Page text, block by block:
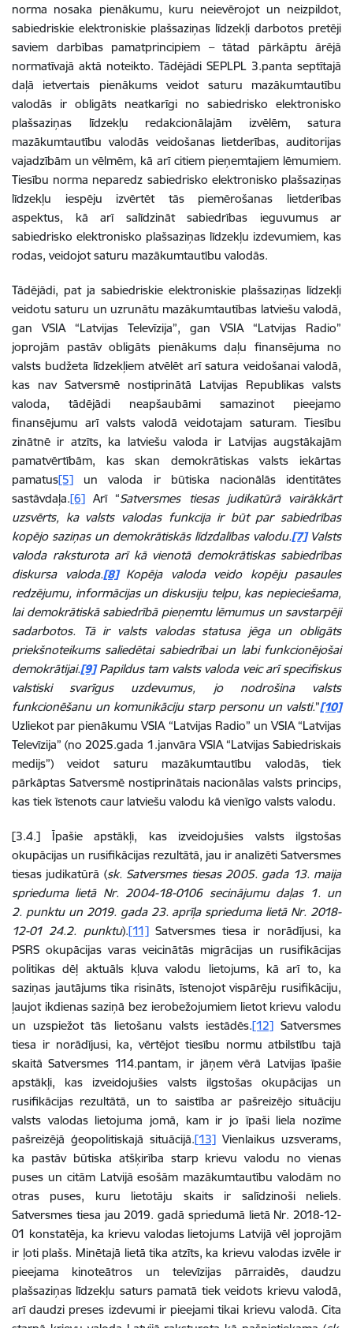
norma nosaka pienākumu, kuru neievērojot un neizpildot,
sabiedriskie elektroniskie plašsaziņas līdzekļi darbotos pretēji
saviem darbības pamatprincipiem – tātad pārkāptu ārējā
normatīvajā aktā noteikto. Tādējādi SEPLPL 3.panta septītajā
daļā ietvertais pienākums veidot saturu mazākumtautību
valodās ir obligāts neatkarīgi no sabiedrisko elektronisko
plašsaziņas līdzekļu redakcionālajām izvēlēm, satura
mazākumtautību valodās veidošanas lietderības, auditorijas
vajadzībām un vēlmēm, kā arī citiem pieņemtajiem lēmumiem.
Tiesību norma neparedz sabiedrisko elektronisko plašsaziņas
līdzekļu iespēju izvērtēt tās piemērošanas lietderības
aspektus, kā arī salīdzināt sabiedrības ieguvumus ar
sabiedrisko elektronisko plašsaziņas līdzekļu izdevumiem, kas
rodas, veidojot saturu mazākumtautību valodās.
Tādējādi, pat ja sabiedriskie elektroniskie plašsaziņas līdzekļi
veidotu saturu un uzrunātu mazākumtautības latviešu valodā,
gan VSIA “Latvijas Televīzija”, gan VSIA “Latvijas Radio”
joprojām pastāv obligāts pienākums daļu finansējuma no
valsts budžeta līdzekļiem atvēlēt arī satura veidošanai valodā,
kas nav Satversmē nostiprinātā Latvijas Republikas valsts
valoda, tādējādi neapšaubāmi samazinot pieejamo
finansējumu arī valsts valodā veidotajam saturam. Tiesību
zinātnē ir atzīts, ka latviešu valoda ir Latvijas augstākajām
pamatvērtībām, kas skan demokrātiskas valsts iekārtas
pamatus[5] un valoda ir būtiska nacionālās identitātes
sastāvdaļa.[6] Arī “Satversmes tiesas judikatūrā vairākkārt
uzsvērts, ka valsts valodas funkcija ir būt par sabiedrības
kopējo saziņas un demokrātiskās līdzdalības valodu.[7]Valsts
valoda raksturota arī kā vienotā demokrātiskas sabiedrības
diskursa valoda.[8]Kopēja valoda veido kopēju pasaules
redzējumu, informācijas un diskusiju telpu, kas nepieciešama,
lai demokrātiskā sabiedrībā pieņemtu lēmumus un savstarpēji
sadarbotos. Tā ir valsts valodas statusa jēga un obligāts
priekšnoteikums saliedētai sabiedrībai un labi funkcionējošai
demokrātijai.[9]Papildus tam valsts valoda veic arī specifiskus
valstiski svarīgus uzdevumus, jo nodrošina valsts
funkcionēšanu un komunikāciju starp personu un valsti.”[10]
Uzliekot par pienākumu VSIA “Latvijas Radio” un VSIA “Latvijas
Televīzija” (no 2025.gada 1.janvāra VSIA “Latvijas Sabiedriskais
medijs”) veidot saturu mazākumtautību valodās, tiek
pārkāptas Satversmē nostiprinātais nacionālas valsts princips,
kas tiek īstenots caur latviešu valodu kā vienīgo valsts valodu.
[3.4.] Īpašie apstākļi, kas izveidojušies valsts ilgstošas
okupācijas un rusifikācijas rezultātā, jau ir analizēti Satversmes
tiesas judikatūrā (sk. Satversmes tiesas 2005. gada 13. maija
sprieduma lietā Nr. 2004-18-0106 secinājumu daļas 1. un
2. punktu un 2019. gada 23. aprīļa sprieduma lietā Nr. 2018-
12-01 24.2. punktu).[11]Satversmes tiesa ir norādījusi, ka
PSRS okupācijas varas veicinātās migrācijas un rusifikācijas
politikas dēļ aktuāls kļuva valodu lietojums, kā arī to, ka
saziņas jautājums tika risināts, īstenojot vispārēju rusifikāciju,
ļaujot ikdienas saziņā bez ierobežojumiem lietot krievu valodu
un uzspiežot tās lietošanu valsts iestādēs.[12]Satversmes
tiesa ir norādījusi, ka, vērtējot tiesību normu atbilstību tajā
skaitā Satversmes 114.pantam, ir jāņem vērā Latvijas īpašie
apstākļi, kas izveidojušies valsts ilgstošas okupācijas un
rusifikācijas rezultātā, un to saistība ar pašreizējo situāciju
valsts valodas lietojuma jomā, kam ir jo īpaši liela nozīme
pašreizējā ģeopolitiskajā situācijā.[13] Vienlaikus uzsverams,
ka pastāv būtiska atšķirība starp krievu valodu no vienas
puses un citām Latvijā esošām mazākumtautību valodām no
otras puses, kuru lietotāju skaits ir salīdzinoši neliels.
Satversmes tiesa jau 2019. gadā spriedumā lietā Nr. 2018-12-
01 konstatēja, ka krievu valodas lietojums Latvijā vēl joprojām
ir ļoti plašs. Minētajā lietā tika atzīts, ka krievu valodas izvēle ir
pieejama kinoteātros un televīzijas pārraidēs, daudzu
plašsaziņas līdzekļu saturs pamatā tiek veidots krievu valodā,
arī daudzi preses izdevumi ir pieejami tikai krievu valodā. Cita